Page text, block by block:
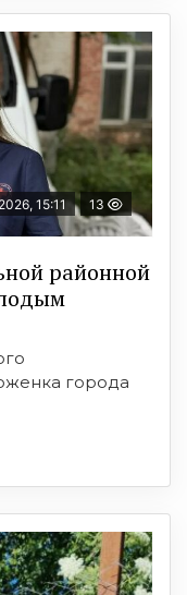
15:11 13
районной
города